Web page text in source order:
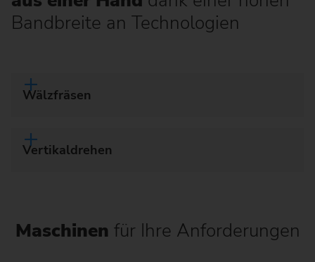
Bandbreite an Technologien
Wälzfräsen
Vertikaldrehen
Maschinen für Ihre Anforderungen